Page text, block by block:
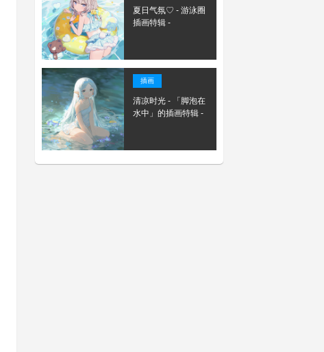
夏日气氛♡ - 游泳圈
插画特辑 -
插画
清凉时光 - 「脚泡在
水中」的插画特辑 -